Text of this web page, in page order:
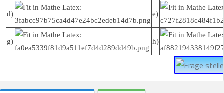
d) e)
g) h)